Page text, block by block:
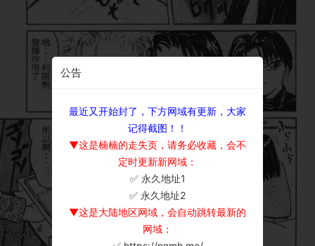
公告
最近又开始封了，下方网域有更新，大家
记得截图！！
▼这是楠楠的走失页，请务必收藏，会不
定时更新新网域：
✅ 永久地址1
✅ 永久地址2
▼这是大陆地区网域，会自动跳转最新的
网域：